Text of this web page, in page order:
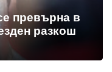
превърна в
разкош